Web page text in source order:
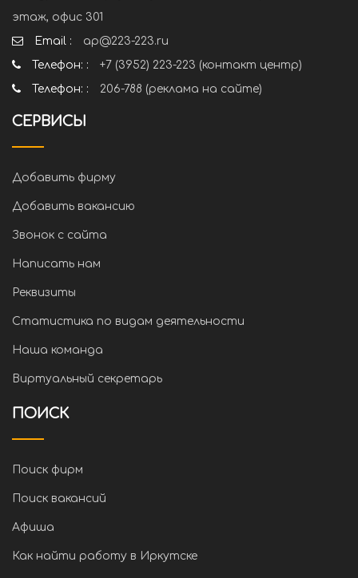
этаж, офис 301
Email :
ap@223-223.ru
Телефон: :
+7 (3952) 223-223 (контакт центр)
Телефон: :
206-788 (реклама на сайте)
СЕРВИСЫ
Добавить фирму
Добавить вакансию
Звонок с сайта
Написать нам
Реквизиты
Статистика по видам деятельности
Наша команда
Виртуальный секретарь
ПОИСК
Поиск фирм
Поиск вакансий
Афиша
Как найти работу в Иркутске